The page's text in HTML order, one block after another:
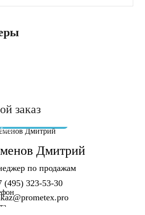
заказ
Дмитрий
по продажам
(495) 323-53-30